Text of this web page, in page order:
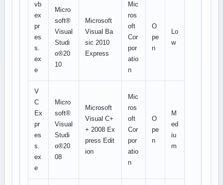
vb
ex
pr
es
s.
ex
e
Micro
soft®
Visual
Studi
o®20
10
Microsoft
Visual Ba
sic 2010
Express
Mic
ros
oft
Cor
por
atio
n
O
pe
n
Lo
w
V
C
Ex
pr
es
s.
ex
e
Micro
soft®
Visual
Studi
o®20
08
Microsoft
Visual C+
+ 2008 Ex
press Edit
ion
Mic
ros
oft
Cor
por
atio
n
O
pe
n
M
ed
iu
m